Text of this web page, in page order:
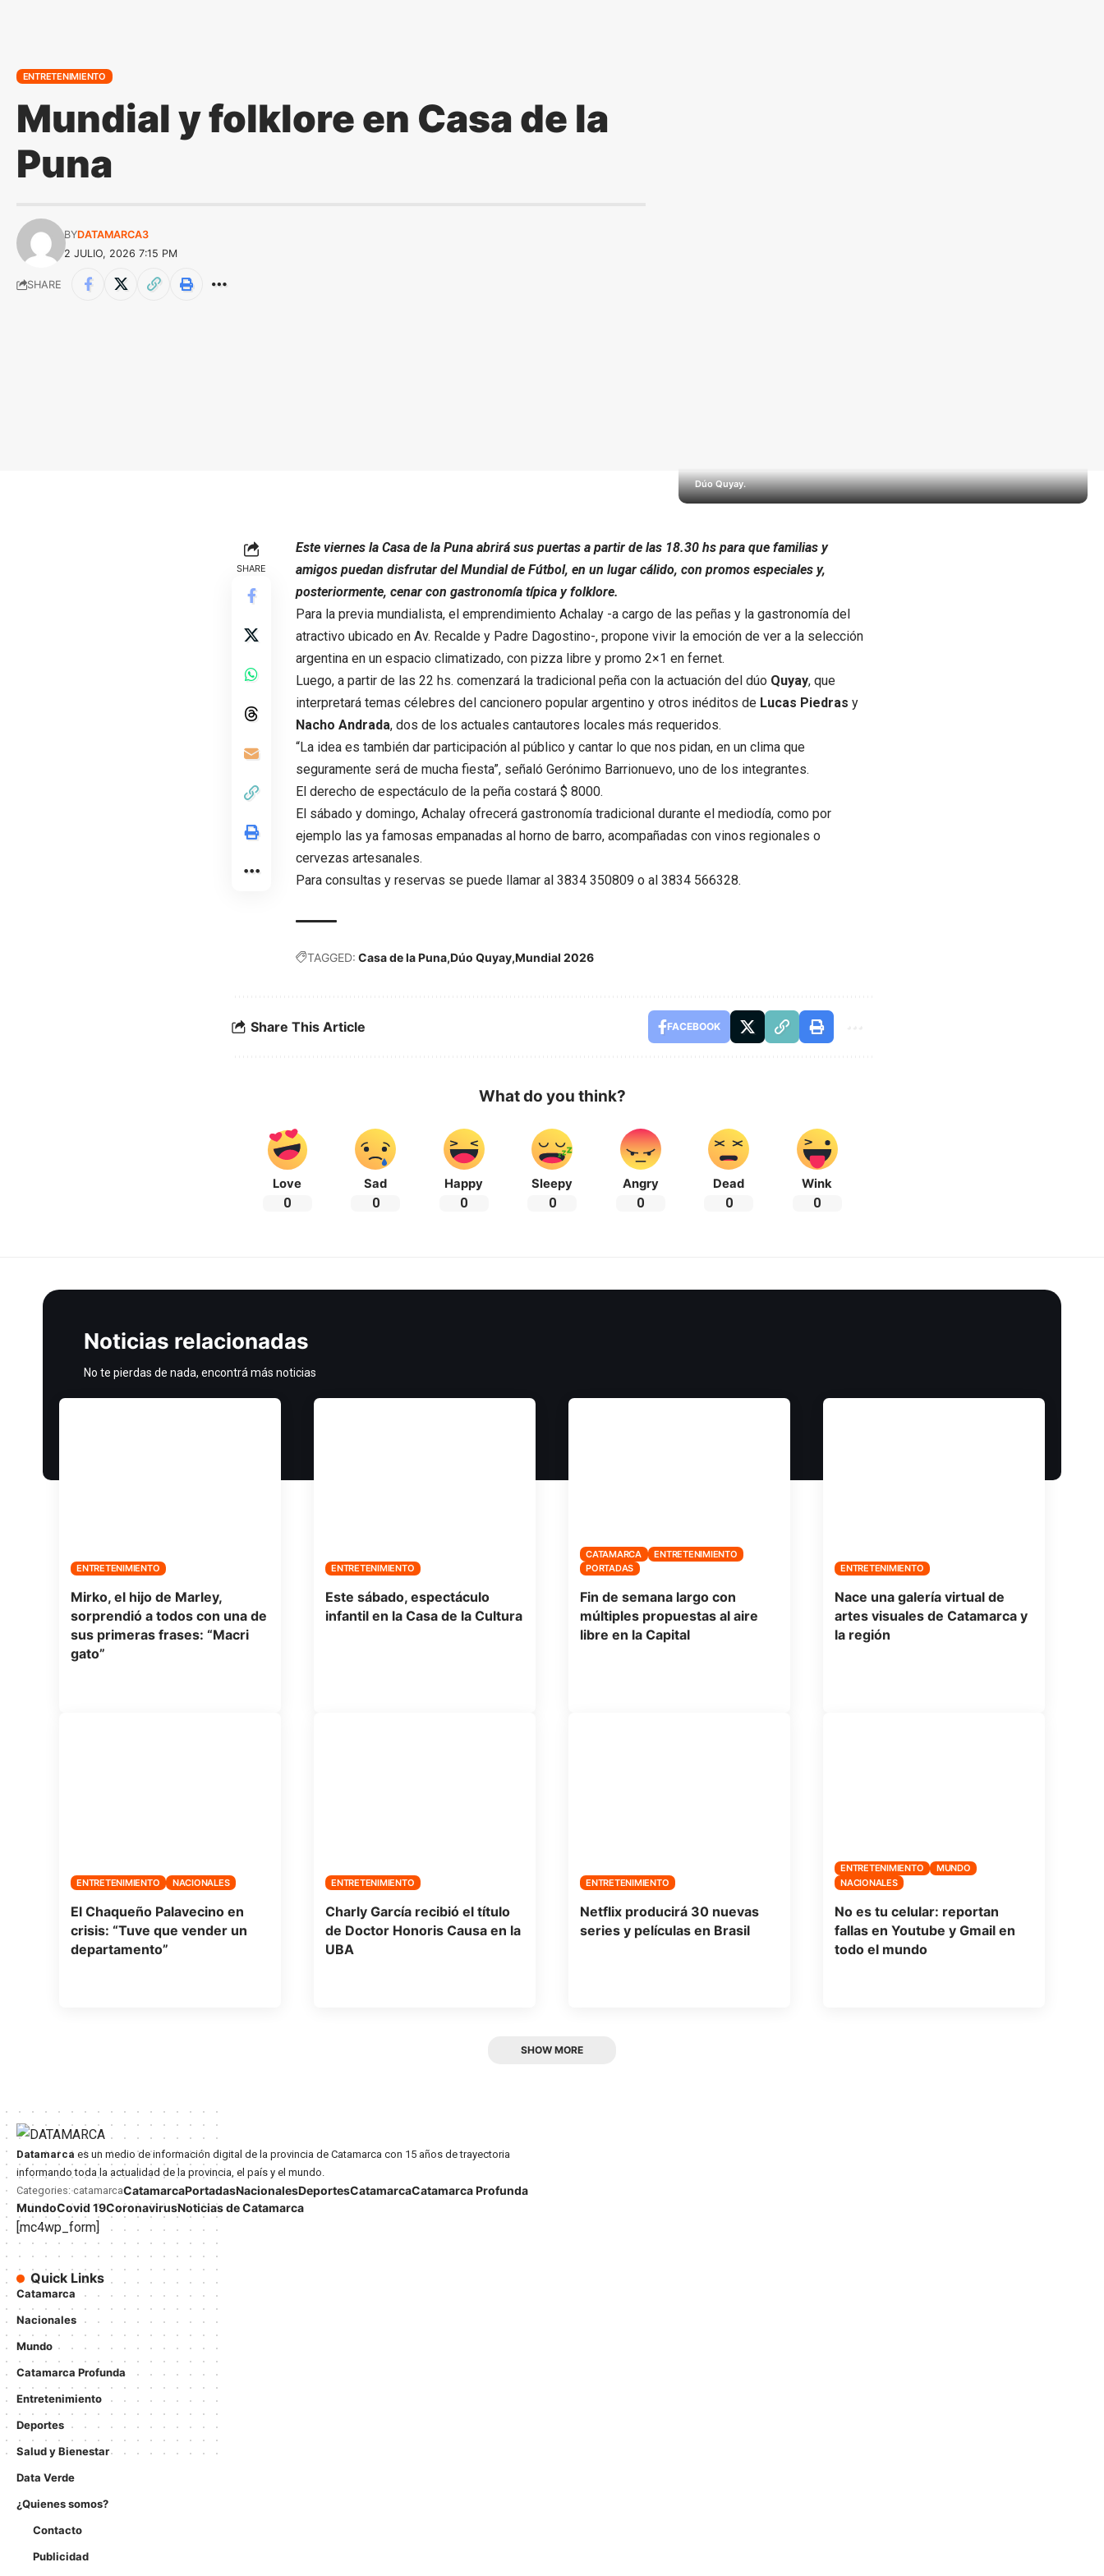
ENTRETENIMIENTO
Mundial y folklore en Casa de la
Puna
2 JULIO, 2026 7:15 PM
BYDATAMARCA3
SHARE
Dúo Quyay.
SHARE
Este viernes la Casa de la Puna abrirá sus puertas a partir de las 18.30 hs para que familias y
amigos puedan disfrutar del Mundial de Fútbol, en un lugar cálido, con promos especiales y,
posteriormente, cenar con gastronomía típica y folklore.
Para la previa mundialista, el emprendimiento Achalay -a cargo de las peñas y la gastronomía del
atractivo ubicado en Av. Recalde y Padre Dagostino-, propone vivir la emoción de ver a la selección
argentina en un espacio climatizado, con pizza libre y promo 2×1 en fernet.
Luego, a partir de las 22 hs. comenzará la tradicional peña con la actuación del dúo Quyay, que
interpretará temas célebres del cancionero popular argentino y otros inéditos de Lucas Piedras y
Nacho Andrada, dos de los actuales cantautores locales más requeridos.
“La idea es también dar participación al público y cantar lo que nos pidan, en un clima que
seguramente será de mucha fiesta”, señaló Gerónimo Barrionuevo, uno de los integrantes.
El derecho de espectáculo de la peña costará $ 8000.
El sábado y domingo, Achalay ofrecerá gastronomía tradicional durante el mediodía, como por
ejemplo las ya famosas empanadas al horno de barro, acompañadas con vinos regionales o
cervezas artesanales.
Para consultas y reservas se puede llamar al 3834 350809 o al 3834 566328.
TAGGED: Casa de la Puna Dúo Quyay Mundial 2026
Share This Article FACEBOOK
What do you think?
Love
0
Sad
0
Happy
0
Sleepy
0
Angry
0
Dead
0
Wink
0
Noticias relacionadas
No te pierdas de nada, encontrá más noticias
ENTRETENIMIENTO
Mirko, el hijo de Marley,
sorprendió a todos con una de
sus primeras frases: “Macri
gato”
ENTRETENIMIENTO
Este sábado, espectáculo
infantil en la Casa de la Cultura
CATAMARCA
ENTRETENIMIENTO
PORTADAS
Fin de semana largo con
múltiples propuestas al aire
libre en la Capital
ENTRETENIMIENTO
Nace una galería virtual de
artes visuales de Catamarca y
la región
ENTRETENIMIENTO NACIONALES
El Chaqueño Palavecino en
crisis: “Tuve que vender un
departamento”
ENTRETENIMIENTO
Charly García recibió el título
de Doctor Honoris Causa en la
UBA
ENTRETENIMIENTO
Netflix producirá 30 nuevas
series y películas en Brasil
ENTRETENIMIENTO
MUNDO
NACIONALES
No es tu celular: reportan
fallas en Youtube y Gmail en
todo el mundo
SHOW MORE
Datamarca es un medio de información digital de la provincia de Catamarca con 15 años de trayectoria
informando toda la actualidad de la provincia, el país y el mundo.
Categories: catamarcaCatamarcaPortadasNacionalesDeportesCatamarcaCatamarca Profunda
MundoCovid 19CoronavirusNoticias de Catamarca
[mc4wp_form]
Quick Links
Catamarca
Nacionales
Mundo
Catamarca Profunda
Entretenimiento
Deportes
Salud y Bienestar
Data Verde
¿Quienes somos?
Contacto
Publicidad